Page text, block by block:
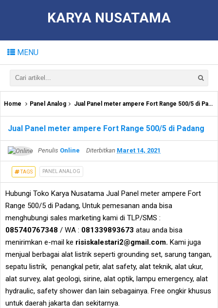
KARYA NUSATAMA
MENU
Home Panel Analog Jual Panel meter ampere Fort Range 500/5 di Padang
Jual Panel meter ampere Fort Range 500/5 di Padang
Penulis Online Diterbitkan Maret 14, 2021
TAGS PANEL ANALOG
Hubungi Toko Karya Nusatama Jual Panel meter ampere Fort
Range 500/5 di Padang, Untuk pemesanan anda bisa
menghubungi sales marketing kami di TLP/SMS :
085740767348 / WA : 081339893673 atau anda bisa
menirimkan e-mail ke risiskalestari2@gmail.com. Kami juga
menjual berbagai alat listrik seperti grounding set, sarung tangan,
sepatu listrik, penangkal petir, alat safety, alat teknik, alat ukur,
alat survey, alat geologi, sirine, alat optik, lampu emergency, alat
hydraulic, safety shower dan lain sebagainya. Free ongkir khusus
untuk daerah jakarta dan sekitarnya.